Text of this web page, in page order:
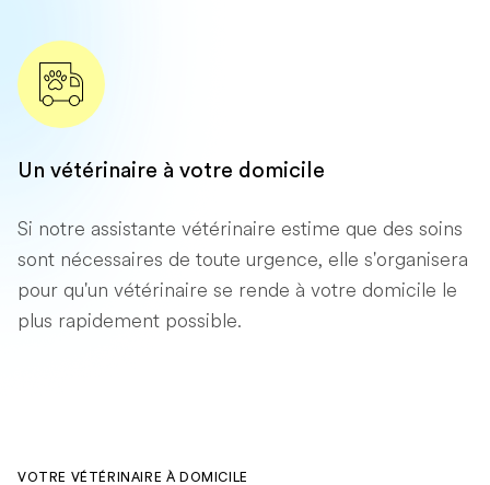
Un vétérinaire à votre domicile
Si notre assistante vétérinaire estime que des soins
sont nécessaires de toute urgence, elle s'organisera
pour qu'un vétérinaire se rende à votre domicile le
plus rapidement possible.
VOTRE VÉTÉRINAIRE À DOMICILE